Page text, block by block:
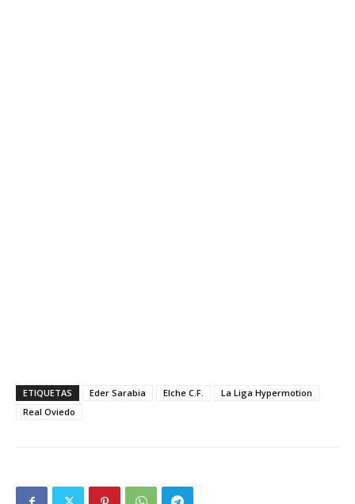
ETIQUETAS Eder Sarabia Elche C.F.
La Liga Hypermotion
Real Oviedo